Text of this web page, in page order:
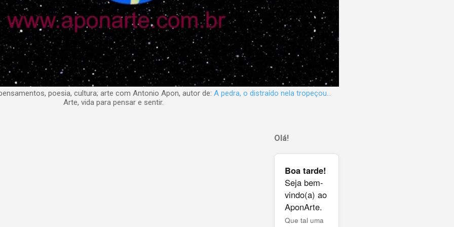
poesia, cultura; arte com Antonio Apon, autor de: A pedra, o distraído nela tropeçou...
Arte, vida para pensar e sentir.
Olá!
Boa tarde!
Seja bem-
vindo(a) ao
AponArte.
Que tal uma